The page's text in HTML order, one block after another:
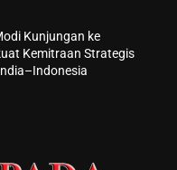
Kunjungan ke
Kemitraan Strategis